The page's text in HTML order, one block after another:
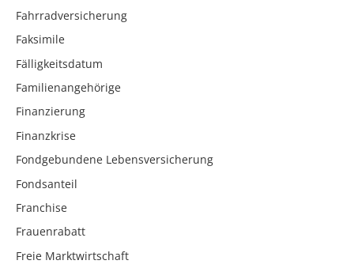
Fahrradversicherung
Faksimile
Fälligkeitsdatum
Familienangehörige
Finanzierung
Finanzkrise
Fondgebundene Lebensversicherung
Fondsanteil
Franchise
Frauenrabatt
Freie Marktwirtschaft